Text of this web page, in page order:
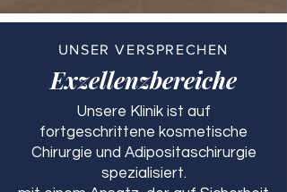
UNSER VERSPRECHEN
Exzellenzbereiche
Unsere Klinik ist auf
fortgeschrittene kosmetische
Chirurgie und Adipositaschirurgie
spezialisiert.